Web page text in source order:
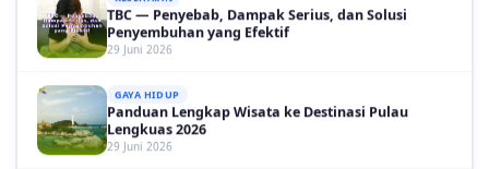
Penyembuhan yang Efektif
29 Juni 2026
Panduan Lengkap Wisata ke Destinasi Pulau
Lengkuas 2026
29 Juni 2026